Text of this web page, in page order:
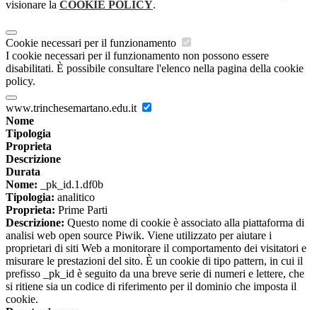
visionare la COOKIE POLICY.
Cookie necessari per il funzionamento
I cookie necessari per il funzionamento non possono essere
disabilitati. È possibile consultare l'elenco nella pagina della cookie
policy.
www.trinchesemartano.edu.it
Nome
Tipologia
Proprieta
Descrizione
Durata
Nome: _pk_id.1.df0b
Tipologia: analitico
Proprieta: Prime Parti
Descrizione: Questo nome di cookie è associato alla piattaforma di
analisi web open source Piwik. Viene utilizzato per aiutare i
proprietari di siti Web a monitorare il comportamento dei visitatori e
misurare le prestazioni del sito. È un cookie di tipo pattern, in cui il
prefisso _pk_id è seguito da una breve serie di numeri e lettere, che
si ritiene sia un codice di riferimento per il dominio che imposta il
cookie.